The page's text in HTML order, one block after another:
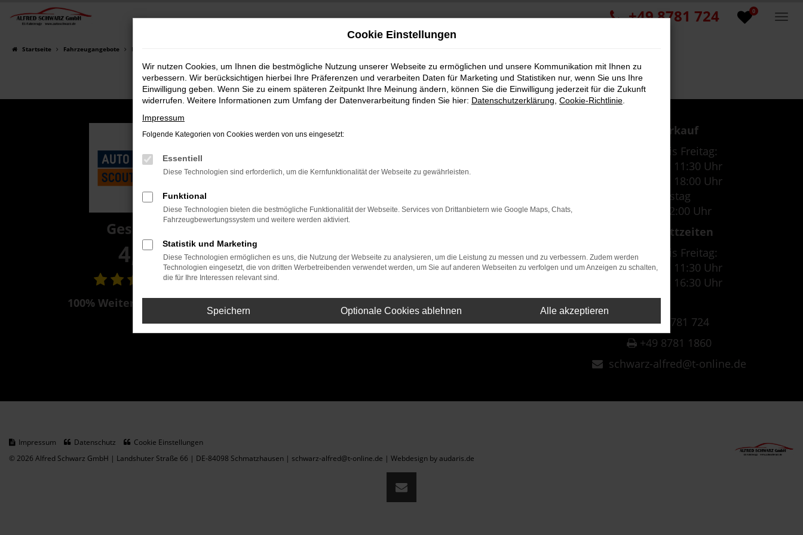
Zum
0
+49 8781 724
Startseite Fahrzeugangebote Fahrzeugsuche
Gesamt
4,8
100% Weiterempfehlung
werden. Wenn Sie damit einverstanden sind,
klicken Sie bitte auf "Bestätigen".
Bestätigen
Verkauf
Montag bis Freitag:
07:30 Uhr - 11:30 Uhr
12:30 Uhr - 18:00 Uhr
Samstag
09:00 - 12:00 Uhr
Werkstattzeiten
Montag bis Freitag:
07:30 Uhr - 11:30 Uhr
12:30 Uhr - 16:30 Uhr
+49 8781 724
+49 8781 1860
schwarz-alfred@t-online.de
Impressum Datenschutz
Cookie Einstellungen
© 2026 Alfred Schwarz GmbH | Landshuter Straße 66 | DE-84098 Schmatzhausen | schwarz-alfred@t-online.de | Webdesign by audaris.de
Cookie Einstellungen
Wir nutzen Cookies, um Ihnen die bestmögliche Nutzung unserer Webseite zu ermöglichen und unsere Kommunikation mit Ihnen zu
verbessern. Wir berücksichtigen hierbei Ihre Präferenzen und verarbeiten Daten für Marketing und Statistiken nur, wenn Sie uns Ihre
Einwilligung geben. Wenn Sie zu einem späteren Zeitpunkt Ihre Meinung ändern, können Sie die Einwilligung jederzeit für die Zukunft
widerrufen. Weitere Informationen zum Umfang der Datenverarbeitung finden Sie hier: Datenschutzerklärung Cookie-Richtlinie
Impressum
Folgende Kategorien von Cookies werden von uns eingesetzt:
Essentiell
Diese Technologien sind erforderlich, um die Kernfunktionalität der Webseite zu gewährleisten.
Funktional
Diese Technologien bieten die bestmögliche Funktionalität der Webseite. Services von Drittanbietern wie Google Maps, Chats,
Fahrzeugbewertungssystem und weitere werden aktiviert.
Statistik und Marketing
Diese Technologien ermöglichen es uns, die Nutzung der Webseite zu analysieren, um die Leistung zu messen und zu verbessern. Zudem werden
Technologien eingesetzt, die von dritten Werbetreibenden verwendet werden, um Sie auf anderen Webseiten zu verfolgen und um Anzeigen zu schalten,
die für Ihre Interessen relevant sind.
Speichern Optionale Cookies ablehnen Alle akzeptieren